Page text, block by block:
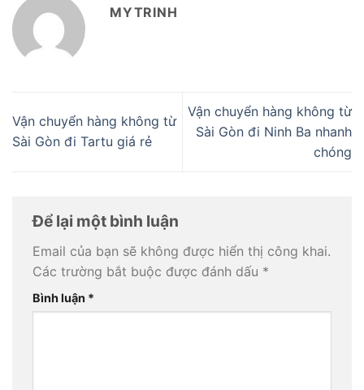
MYTRINH
Vận chuyển hàng không từ
Sài Gòn đi Tartu giá rẻ
Vận chuyển hàng không từ
Sài Gòn đi Ninh Ba nhanh
chóng
Để lại một bình luận
Email của bạn sẽ không được hiển thị công khai.
Các trường bắt buộc được đánh dấu *
Bình luận *